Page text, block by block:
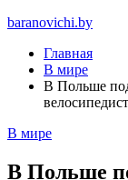
baranovichi.by
Главная
В мире
В Польше
В мире
В Польше